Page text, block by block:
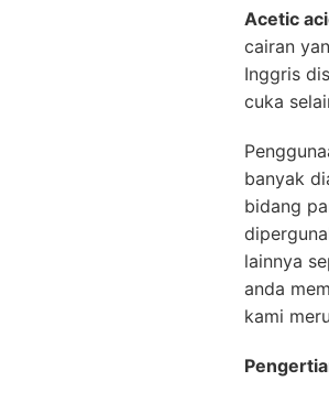
Acetic
cairan
Inggris
cuka
banyak
bidang
lainnya
anda
kami